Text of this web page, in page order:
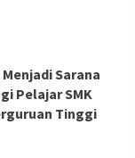
ABK
Sarana
Pelajar SMK
Tinggi